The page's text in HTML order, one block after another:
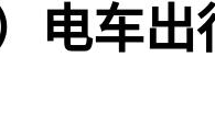
电车